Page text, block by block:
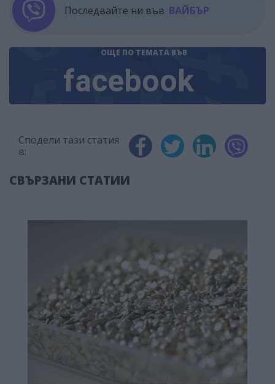
Последвайте ни във ВАЙБЪР
ОЩЕ ПО ТЕМАТА ВЪВ
facebook
Сподели тази статия
в:
СВЪРЗАНИ СТАТИИ